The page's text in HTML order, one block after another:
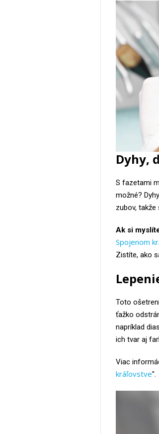
Dyhy,
S fazetami
možné?
zubov,
Ak si
Spojenom
Zistíte, ako
Toto
ťažko
napríklad
ich tvar aj
Viac
kráľovstve".